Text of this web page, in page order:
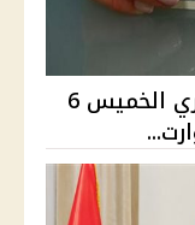
سعر الدولار مقابل الجنيه المصري الخميس 6